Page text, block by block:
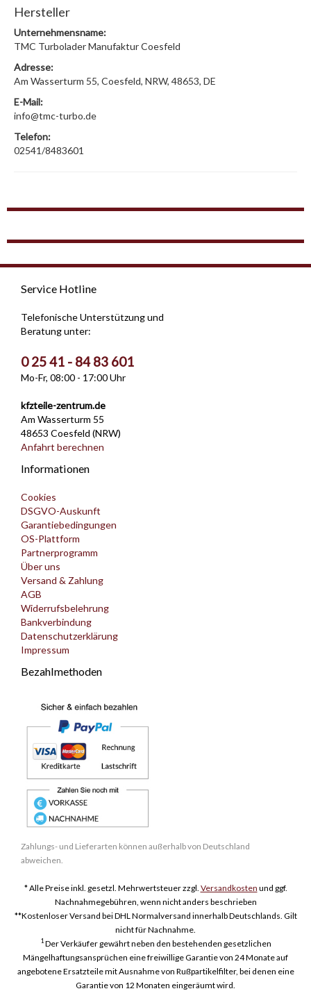
Hersteller
Unternehmensname:
TMC Turbolader Manufaktur Coesfeld
Adresse:
Am Wasserturm 55, Coesfeld, NRW, 48653, DE
E-Mail:
info@tmc-turbo.de
Telefon:
02541/8483601
Service Hotline
Telefonische Unterstützung und
Beratung unter:
0 25 41 - 84 83 601
Mo-Fr, 08:00 - 17:00 Uhr
kfzteile-zentrum.de
Am Wasserturm 55
48653 Coesfeld (NRW)
Anfahrt berechnen
Informationen
Cookies
DSGVO-Auskunft
Garantiebedingungen
OS-Plattform
Partnerprogramm
Über uns
Versand & Zahlung
AGB
Widerrufsbelehrung
Bankverbindung
Datenschutzerklärung
Impressum
Bezahlmethoden
Zahlungs- und Lieferarten können außerhalb von Deutschland
abweichen.
* Alle Preise inkl. gesetzl. Mehrwertsteuer zzgl. Versandkosten und ggf.
Nachnahmegebühren, wenn nicht anders beschrieben
**Kostenloser Versand bei DHL Normalversand innerhalb Deutschlands. Gilt
nicht für Nachnahme.
1Der Verkäufer gewährt neben den bestehenden gesetzlichen
Mängelhaftungsansprüchen eine freiwillige Garantie von 24 Monate auf
angebotene Ersatzteile mit Ausnahme von Rußpartikelfilter, bei denen eine
Garantie von 12 Monaten eingeräumt wird.